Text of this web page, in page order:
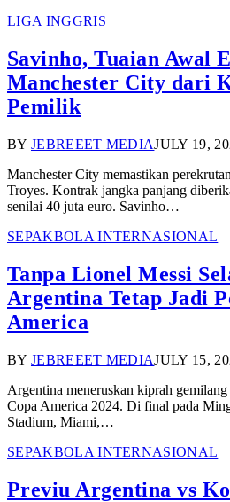
LIGA INGGRIS
Savinho, Tuaian Awal
Manchester City dari
Pemilik
BY JEBREEET MEDIAJULY 19,
Manchester City memastikan
Troyes. Kontrak jangka panjang
senilai 40 juta euro. Savinho…
SEPAKBOLA INTERNASIONAL
Tanpa Lionel Messi
Argentina Tetap Jadi
America
BY JEBREEET MEDIAJULY 15,
Argentina meneruskan kiprah
Copa America 2024. Di final pada
Stadium, Miami,…
SEPAKBOLA INTERNASIONAL
Previu Argentina vs